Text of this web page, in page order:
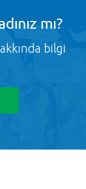
mı?
bilgi